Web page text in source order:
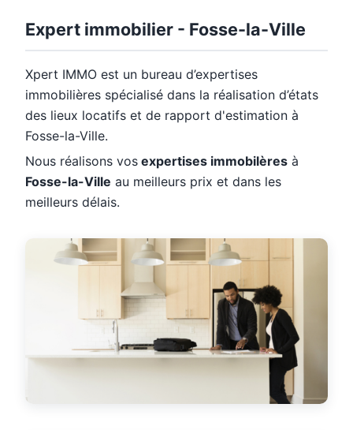
Expert immobilier - Fosse-la-Ville
Xpert IMMO est un bureau d’expertises
immobilières spécialisé dans la réalisation d’états
des lieux locatifs et de rapport d'estimation à
Fosse-la-Ville.
Nous réalisons vos expertises immobilères à
Fosse-la-Ville au meilleurs prix et dans les
meilleurs délais.